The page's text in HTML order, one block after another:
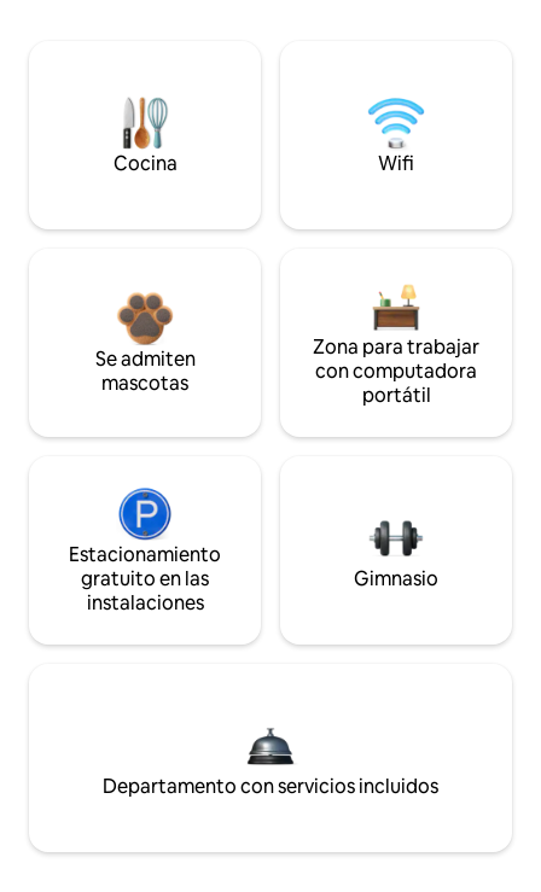
Cocina Wifi
Se admiten
mascotas
Zona para trabajar
con computadora
portátil
Estacionamiento
gratuito en las
instalaciones
Gimnasio
Departamento con servicios incluidos